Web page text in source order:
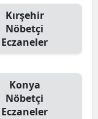
Kırşehir
Nöbetçi
Eczaneler
Konya
Nöbetçi
Eczaneler